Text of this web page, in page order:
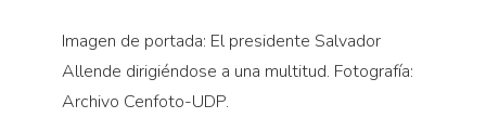
Imagen de portada: El presidente Salvador
Allende dirigiéndose a una multitud. Fotografía:
Archivo Cenfoto-UDP.